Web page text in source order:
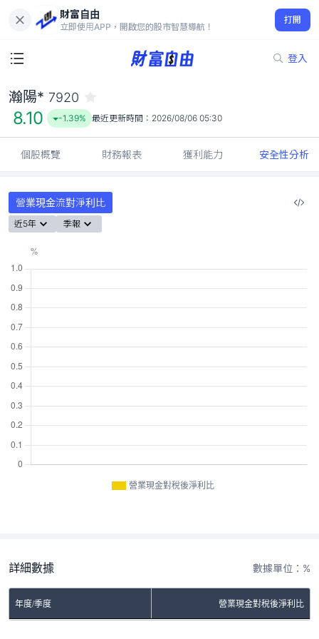
財富自由
立即使用APP，開啟您的股市智慧導航！
打開
登入
8.10
-1.39%
瀚陽* 7920
8.10 -1.39% 最近更新時間： 2026/08/06 05:30
個股概覽 財務報表 獲利能力 安全性分析
營業現金流對淨利比
近5年 季報
營業現金對稅後淨利比
詳細數據 數據單位：%
年度/季度 營業現金對稅後淨利比